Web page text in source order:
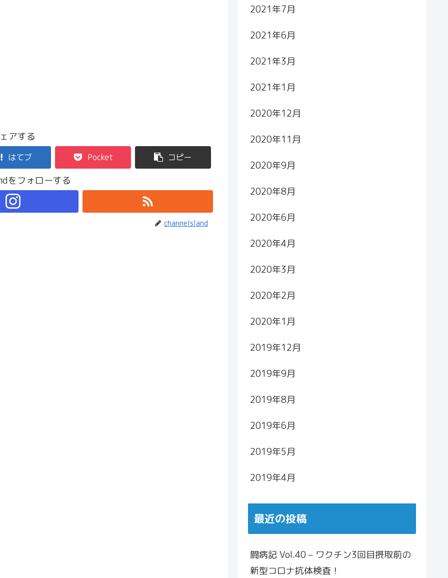
アする
はてブ Pocket コピー
をフォローする
channelsland
2021年7月
2021年6月
2021年3月
2021年1月
2020年12月
2020年11月
2020年9月
2020年8月
2020年6月
2020年4月
2020年3月
2020年2月
2020年1月
2019年12月
2019年9月
2019年8月
2019年6月
2019年5月
2019年4月
最近の投稿
闘病記 Vol.40 – ワクチン3回目摂取前の
新型コロナ抗体検査！